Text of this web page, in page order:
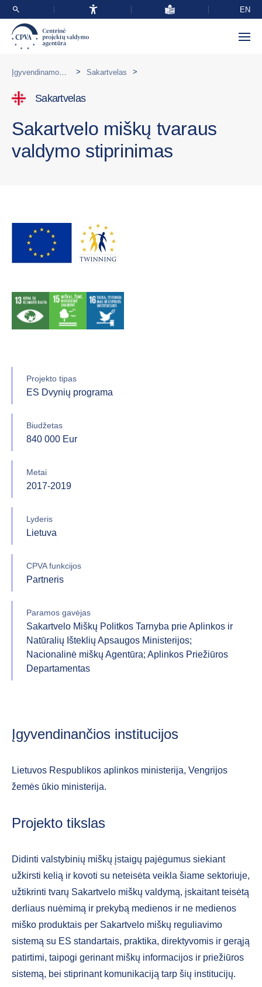
EN
> Sakartvelas >
Sakartvelas
Sakartvelo miškų tvaraus
valdymo stiprinimas
Projekto tipas
ES Dvynių programa
Biudžetas
840 000 Eur
Metai
2017-2019
Lyderis
Lietuva
CPVA funkcijos
Partneris
Paramos gavėjas
Sakartvelo Miškų Politkos Tarnyba prie Aplinkos ir
Natūralių Išteklių Apsaugos Ministerijos;
Nacionalinė miškų Agentūra; Aplinkos Priežiūros
Departamentas
Įgyvendinančios institucijos
Lietuvos Respublikos aplinkos ministerija, Vengrijos
žemės ūkio ministerija.
Projekto tikslas
Didinti valstybinių miškų įstaigų pajėgumus siekiant
užkirsti kelią ir kovoti su neteisėta veikla šiame sektoriuje,
užtikrinti tvarų Sakartvelo miškų valdymą, įskaitant teisėtą
derliaus nuėmimą ir prekybą medienos ir ne medienos
miško produktais per Sakartvelo miškų reguliavimo
sistemą su ES standartais, praktika, direktyvomis ir gerąją
patirtimi, taipogi gerinant miškų informacijos ir priežiūros
sistemą, bei stiprinant komunikaciją tarp šių institucijų.